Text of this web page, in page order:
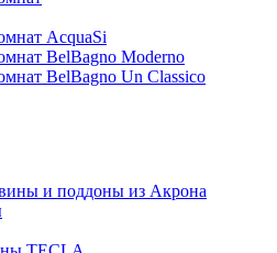
AcquaSi
BelBagno Moderno
BelBagno Un Classico
и поддоны из Акрона